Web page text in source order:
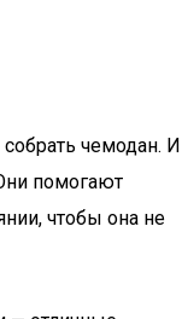
чемодан. И
помогают
чтобы она не